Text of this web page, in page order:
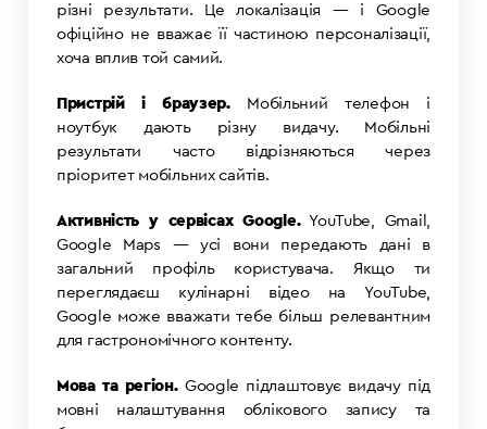
різні результати. Це локалізація — і Google
офіційно не вважає її частиною персоналізації,
хоча вплив той самий.
Пристрій і браузер.Мобільний телефон і
ноутбук дають різну видачу. Мобільні
результати часто відрізняються через
пріоритет мобільних сайтів.
Активність у сервісах Google.YouTube, Gmail,
Google Maps — усі вони передають дані в
загальний профіль користувача. Якщо ти
переглядаєш кулінарні відео на YouTube,
Google може вважати тебе більш релевантним
для гастрономічного контенту.
Мова та регіон.Google підлаштовує видачу під
мовні налаштування облікового запису та